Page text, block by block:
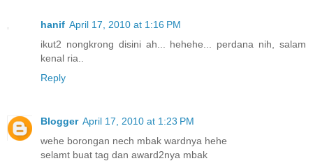
hanif April 17, 2010 at 1:16 PM
ikut2 nongkrong disini ah... hehehe... perdana nih, salam
kenal ria..
Reply
Blogger April 17, 2010 at 1:23 PM
wehe borongan nech mbak wardnya hehe
selamt buat tag dan award2nya mbak